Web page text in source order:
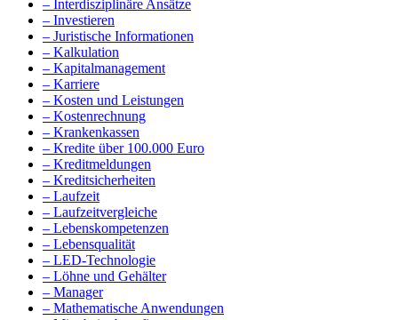
– Interdisziplinäre Ansätze
– Investieren
– Juristische Informationen
– Kalkulation
– Kapitalmanagement
– Karriere
– Kosten und Leistungen
– Kostenrechnung
– Krankenkassen
– Kredite über 100.000 Euro
– Kreditmeldungen
– Kreditsicherheiten
– Laufzeit
– Laufzeitvergleiche
– Lebenskompetenzen
– Lebensqualität
– LED-Technologie
– Löhne und Gehälter
– Manager
– Mathematische Anwendungen